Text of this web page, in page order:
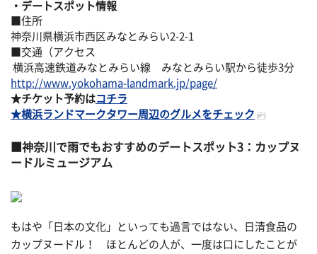
デートスポット情報
■住所
神奈川県横浜市西区みなとみらい2-2-1
■交通（アクセス
横浜高速鉄道みなとみらい線 みなとみらい駅から徒歩3分
http://www.yokohama-landmark.jp/page/
★チケット予約はコチラ
★横浜ランドマークタワー周辺のグルメをチェック
神奈川で雨でもおすすめのデートスポット3：カップヌ
ードルミュージアム
もはや「日本の文化」といっても過言ではない、日清食品の
カップヌードル！ ほとんどの人が、一度は口にしたことが